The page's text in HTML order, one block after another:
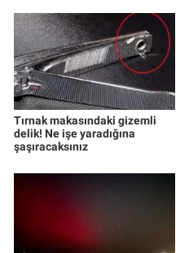
Tırnak makasındaki gizemli
delik! Ne işe yaradığına
şaşıracaksınız